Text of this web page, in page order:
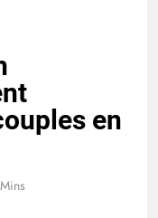
en